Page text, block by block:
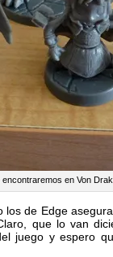
encontraremos en Von
de Edge
que lo van
juego y espero